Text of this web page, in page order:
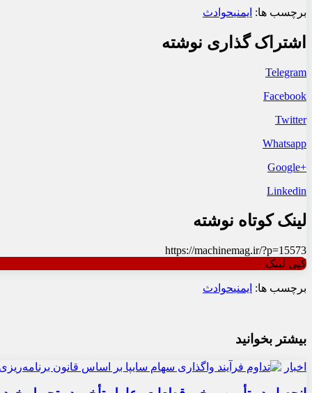
برچسب ها: ایمنیحوادث
اشتراک گذاری نوشته
Telegram
Facebook
Twitter
Whatsapp
+Google
Linkedin
لینک کوتاه نوشته
https://machinemag.ir/?p=15573
کپی لینک
برچسب ها: ایمنیحوادث
بیشتر بخوانید
اخبار